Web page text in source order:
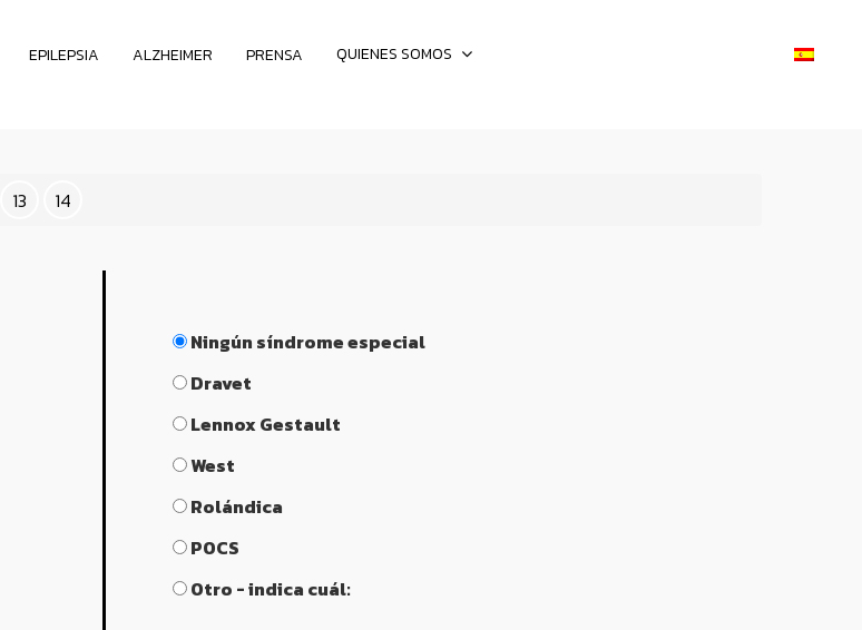
EPILEPSIA ALZHEIMER PRENSA QUIENES SOMOS
13 14
epilepsia
Ningún síndrome especial
Dravet
Lennox Gestault
West
Rolándica
POCS
Otro - indica cuál: